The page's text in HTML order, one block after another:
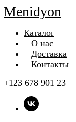
Menidyon
Каталог
О нас
Доставка
Контакты
+123 678 901 23